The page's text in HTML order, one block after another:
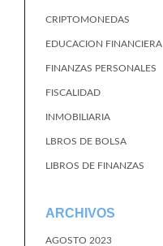
CRIPTOMONEDAS
EDUCACION FINANCIERA
FINANZAS PERSONALES
FISCALIDAD
INMOBILIARIA
LBROS DE BOLSA
LIBROS DE FINANZAS
ARCHIVOS
AGOSTO 2023